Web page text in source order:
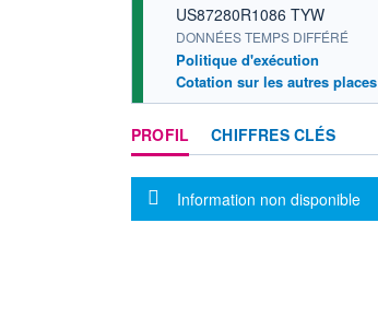
US87280R1086 TYW
DONNÉES TEMPS DIFFÉRÉ
Politique d'exécution
Cotation sur les autres places
PROFIL CHIFFRES CLÉS
Message d'information
Information non disponible